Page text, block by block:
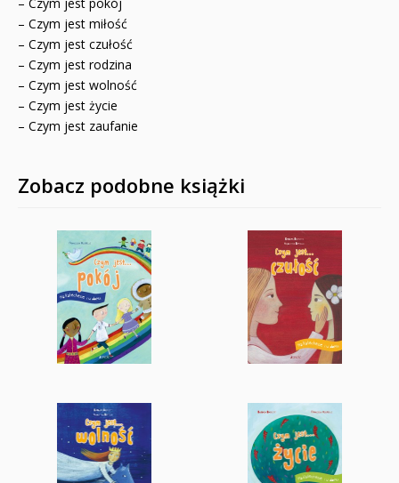
– Czym jest miłość
– Czym jest czułość
– Czym jest rodzina
– Czym jest wolność
– Czym jest życie
– Czym jest zaufanie
Zobacz podobne książki